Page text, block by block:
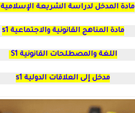
مادة المدخل لدراسة الشريعة الإسلامية S1
مادة المناهج القانونية والاجتماعية s1
اللغة والمصطلحات القانونية S1
مدخل إلى العلاقات الدولية s1